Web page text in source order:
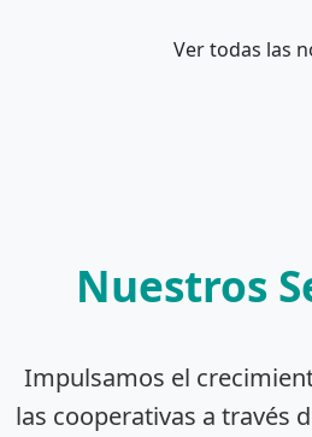
Ver todas las
Nuestros
Impulsamos el
las cooperativas a través